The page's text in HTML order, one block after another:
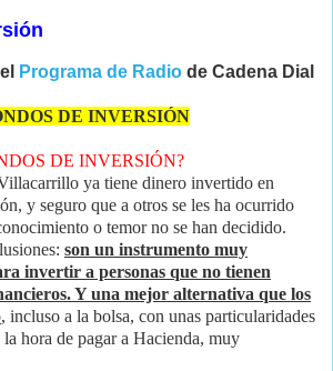
Programa de Radio de Cadena Dial
DE INVERSIÓN
DE INVERSIÓN?
ya tiene dinero invertido en
y seguro que a otros se les ha ocurrido
o temor no se han decidido.
son un instrumento muy
invertir a personas que no tienen
Y una mejor alternativa que los
, incluso a la bolsa, con unas particularidades
la hora de pagar a Hacienda, muy